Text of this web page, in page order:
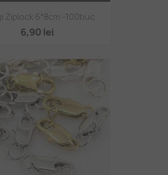
Ziplock 6*8cm -100buc
6,90 lei